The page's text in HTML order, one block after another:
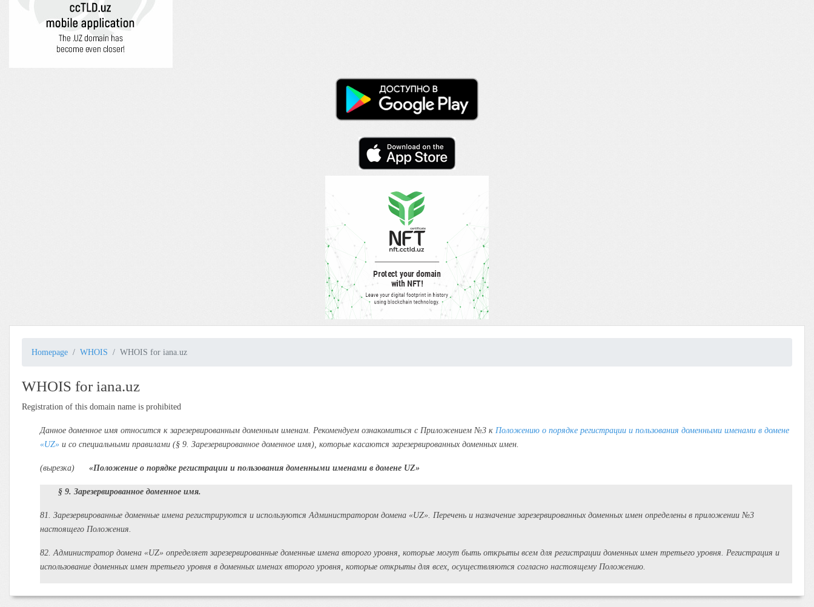
Homepage WHOIS WHOIS for iana.uz
WHOIS for iana.uz
Registration of this domain name is prohibited
Данное доменное имя относится к зарезервированным доменным именам. Рекомендуем ознакомиться с Приложением №3 к Положению о порядке регистрации и пользования доменными именами в домене
«UZ» и со специальными правилами (§ 9. Зарезервированное доменное имя), которые касаются зарезервированных доменных имен.
(вырезка) «Положение о порядке регистрации и пользования доменными именами в домене UZ»
§ 9. Зарезервированное доменное имя.
81. Зарезервированные доменные имена регистрируются и используются Администратором домена «UZ». Перечень и назначение зарезервированных доменных имен определены в приложении №3
настоящего Положения.
82. Администратор домена «UZ» определяет зарезервированные доменные имена второго уровня, которые могут быть открыты всем для регистрации доменных имен третьего уровня. Регистрация и
использование доменных имен третьего уровня в доменных именах второго уровня, которые открыты для всех, осуществляются согласно настоящему Положению.